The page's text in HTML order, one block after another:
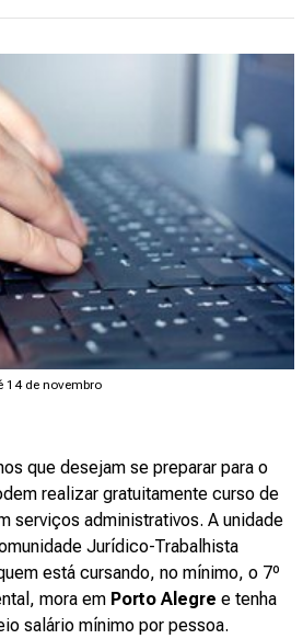
14 de novembro
que desejam se preparar para o
realizar gratuitamente curso de
serviços administrativos. A unidade
Jurídico-Trabalhista
está cursando, no mínimo, o 7º
mora em Porto Alegre e tenha
salário mínimo por pessoa.